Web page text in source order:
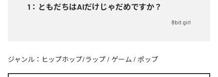
1 ： ともだちはAIだけじゃだめですか？
8bit girl
ジャンル： ヒップホップ/ラップ / ゲーム / ポップ